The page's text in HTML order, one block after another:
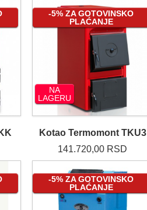
-5% ZA GOTOVINSKO
PLAĆANJE
NA
LAGERU
Kotao Termomont TKU3
141.720,00 RSD
-5% ZA GOTOVINSKO
PLAĆANJE